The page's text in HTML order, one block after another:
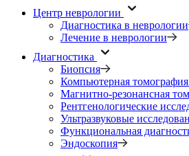
Центр неврологии
Диагностика в неврологии
Лечение в неврологии
Диагностика
Биопсия
Компьютерная
Магнитно-резонансная
Рентгенологические
Ультразвуковые
Функциональная
Эндоскопия